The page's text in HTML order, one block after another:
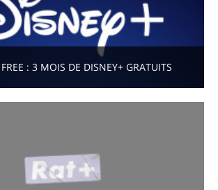
: 3 MOIS DE DISNEY+ GRATUITS